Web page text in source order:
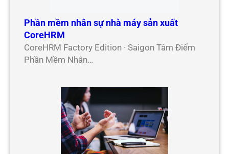
Phần mềm nhân sự nhà máy sản xuất
CoreHRM
CoreHRM Factory Edition · Saigon Tâm Điểm
Phần Mềm Nhân…